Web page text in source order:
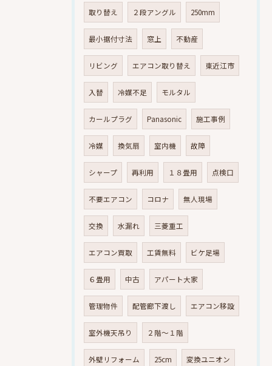
取り替え ２段アングル 250mm
最小据付寸法 窓上 不動産
リビング エアコン取り替え 東近江市
入替 冷媒不足 モルタル
カールプラグ Panasonic 施工事例
冷媒 換気扇 室内機 故障
シャープ 再利用 １８畳用 点検口
不要エアコン コロナ 無人現場
交換 水漏れ 三菱重工
エアコン買取 工賃無料 ビケ足場
６畳用 中古 アパート大家
管理物件 配管廊下渡し エアコン移設
室外機天吊り ２階～１階
外壁リフォーム 25cm 変換ユニオン